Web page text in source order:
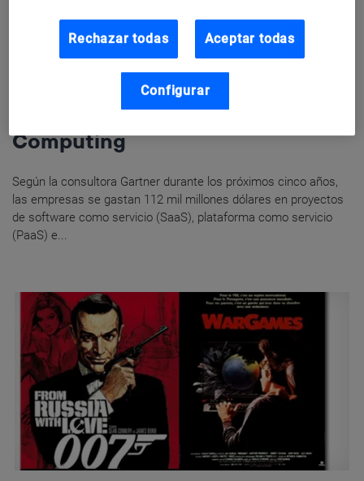
Casos de uso de Cloud
Computing
Según la consultora Gartner durante los próximos cinco años,
las empresas se gastan 112 mil millones dólares en proyectos
de software como servicio (SaaS), plataforma como servicio
(PaaS) e...
Rechazar todas Aceptar todas
Configurar